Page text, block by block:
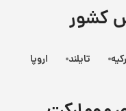
کشور
تایلند اروپا